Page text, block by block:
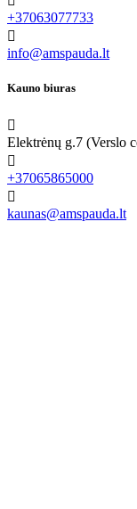
+37063077733

info@amspauda.lt
Kauno biuras

Elektrėnų g.7 (Verslo

+37065865000

kaunas@amspauda.lt